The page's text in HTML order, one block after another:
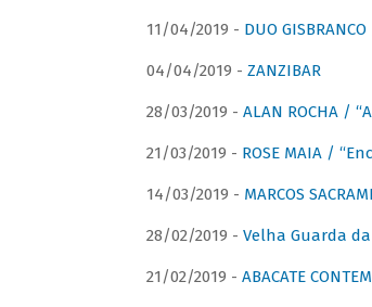
11/04/2019 - DUO
04/04/2019 - ZANZIBAR
28/03/2019 - ALAN ROCHA /
21/03/2019 - ROSE MAIA /
14/03/2019 - MARCOS
28/02/2019 - Velha Guarda
21/02/2019 - ABACATE